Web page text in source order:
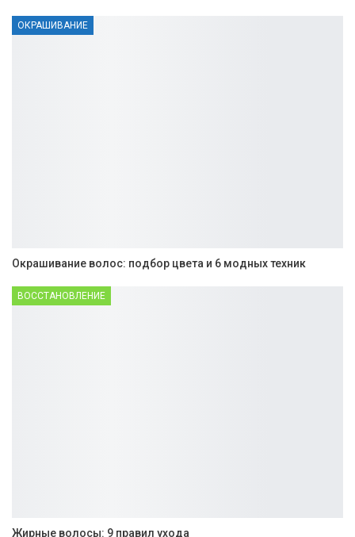
ОКРАШИВАНИЕ
Окрашивание волос: подбор цвета и 6 модных техник
ВОССТАНОВЛЕНИЕ
Жирные волосы: 9 правил ухода